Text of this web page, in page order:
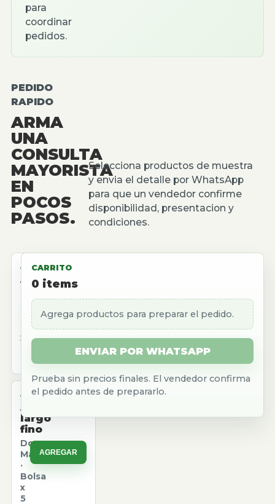
para
coordinar
pedidos.
PEDIDO
RAPIDO
ARMA
UNA
CONSULTA
MAYORISTA
EN
POCOS
PASOS.
Selecciona productos de muestra
y envia el detalle por WhatsApp
para que un vendedor confirme
disponibilidad, presentacion y
condiciones.
ALMACEN
Aceite
girasol
Natura
Caja
x
AGREGAR
ALMACEN
Arroz
largo
fino
Don
Marcos
·
Bolsa
x
5
AGREGAR
CARRITO
0 items
Agrega productos para preparar el pedido.
ENVIAR POR WHATSAPP
Prueba sin precios finales. El vendedor confirma
el pedido antes de prepararlo.